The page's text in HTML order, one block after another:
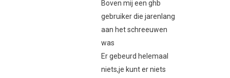
Boven mij een ghb
gebruiker die jarenlang
aan het schreeuwen
was
Er gebeurd helemaal
niets,je kunt er niets